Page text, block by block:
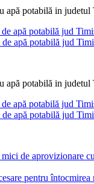
apă potabilă in
apă potabilă jud
apă potabilă jud
apă potabilă in
apă potabilă jud
apă potabilă jud
de aprovizionare
pentru